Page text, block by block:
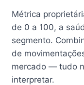
Métrica
de 0 a 100, a
segmento.
de
mercado — tudo
interpretar.